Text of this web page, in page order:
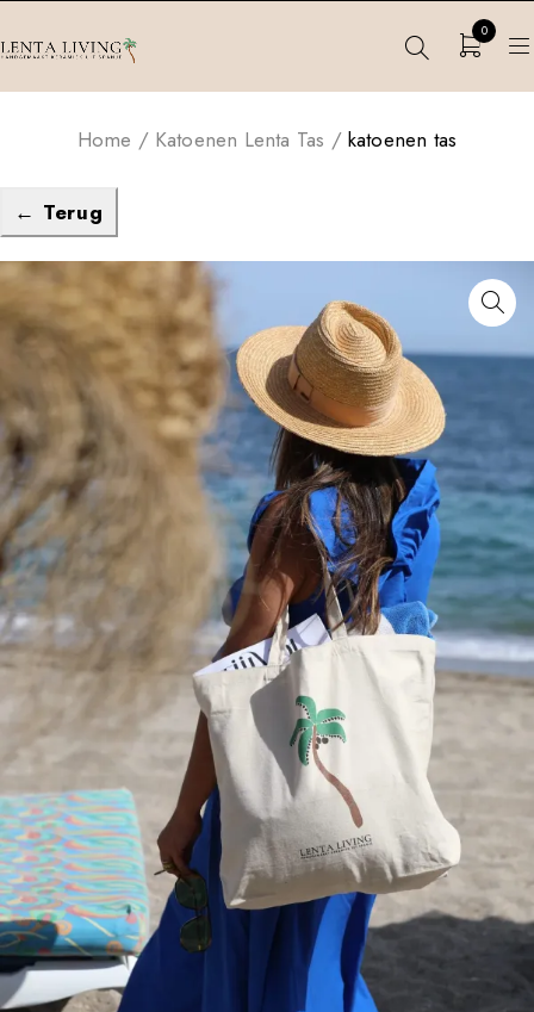
0
Home / Katoenen Lenta Tas / katoenen tas
← Terug